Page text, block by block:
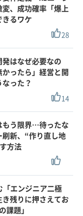
変、成功確率「爆上
るワケ
28
はなぜ必要なの
ったら」経営と開
った？
14
もう限界…待ったな
刷新、“作り直し地
方法
エンジニア二極
残りに押さえてお
課題」